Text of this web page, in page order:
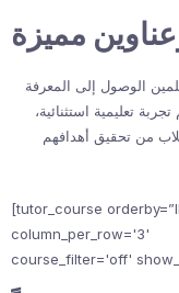
مميزة
الوصول إلى المعرفة
تعليمية استثنائية،
من تحقيق أهدافهم
[tutor_course
column_per_row='3'
course_filter='off'